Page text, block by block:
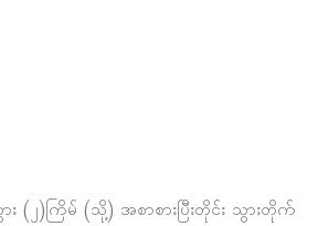
(၂)ကြိမ် (သို့) အစာစားပြီးတိုင်း သွားတိုက်